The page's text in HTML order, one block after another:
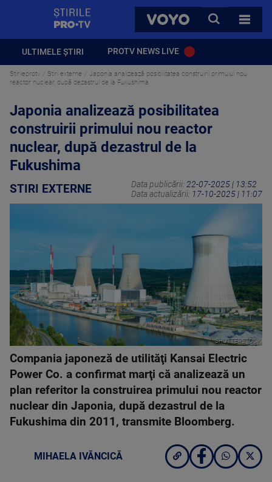
VOYO
CAUTA
TOATE
ULTIMELE ȘTIRI PROTV NEWS LIVE
Stirileprotv Stiri externe
Japonia analizează posibilitatea construirii primului nou
reactor nuclear, după dezastrul de la Fukushima
Japonia analizează posibilitatea
construirii primului nou reactor
nuclear, după dezastrul de la
Fukushima
STIRI EXTERNE Data publicării: 22-07-2025 | 13:52
Data actualizării: 17-10-2025 | 11:07
SHUTTERSTOCK
Compania japoneză de utilităţi Kansai Electric
Power Co. a confirmat marţi că analizează un
plan referitor la construirea primului nou reactor
nuclear din Japonia, după dezastrul de la
Fukushima din 2011, transmite Bloomberg.
MIHAELA IVĂNCICĂ